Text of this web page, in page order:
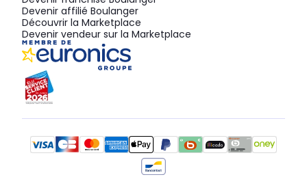
Devenir affilié Boulanger
Découvrir la Marketplace
Devenir vendeur sur la Marketplace